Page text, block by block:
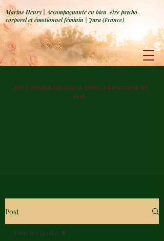
Marine Henry | Accompagnante en bien-être psycho-
corporel et émotionnel féminin | Jura (France)
De l'oubli de soi à l'incarnation de
soi...
Post
Tous les posts